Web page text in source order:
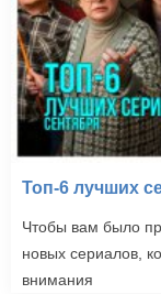
Топ-6 лучших
Чтобы вам было
новых сериалов,
внимания